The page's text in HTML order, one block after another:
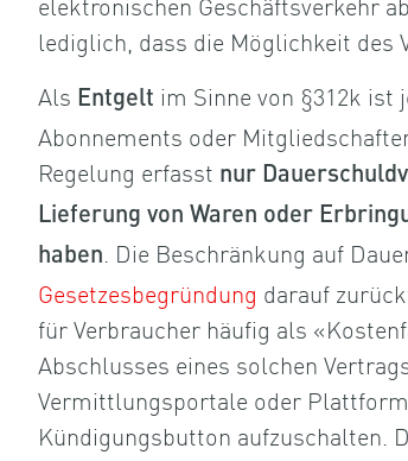
lediglich, dass die Möglichkeit des
Als Entgelt im Sinne von §312k ist
Abonnements oder
Regelung erfasst nur
Lieferung von Waren oder
haben
. Die Beschränkung auf
Gesetzesbegründung darauf
für Verbraucher häufig als
Abschlusses eines solchen
Vermittlungsportale oder
Kündigungsbutton aufzuschalten.